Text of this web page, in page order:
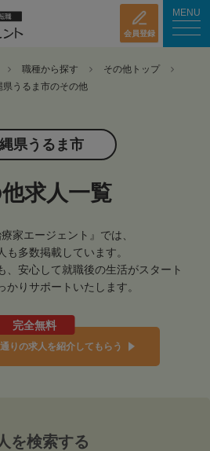
会員登録
MENU
職種から探す
その他トップ
県うるま市のその他
県うるま市
求人一覧
療家エージェント』では、
も多数掲載しています。
、安心して就職後の生活がスタート
かりサポートいたします。
完全無料
りの求人を紹介してもらう
を検索する